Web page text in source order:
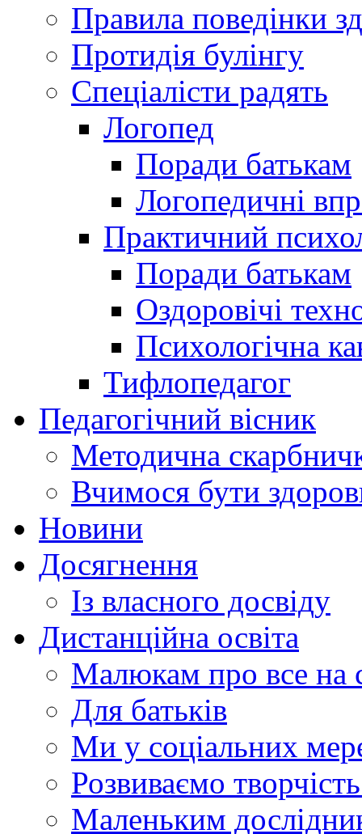
Правила поведінки
Протидія булінгу
Спеціалісти радять
Логопед
Поради батькам
Логопедичні
Практичний
Поради батькам
Оздоровічі
Психологічна
Тифлопедагог
Педагогічний вісник
Методична
Вчимося бути
Новини
Досягнення
Із власного досвіду
Дистанційна освіта
Малюкам про все на
Для батьків
Ми у соціальних
Розвиваємо
Маленьким